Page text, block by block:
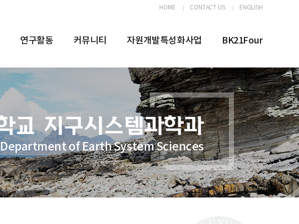
HOME CONTACT US ENGLISH
연구활동 커뮤니티 자원개발특성화사업 BK21Four
Department of Earth System Sciences